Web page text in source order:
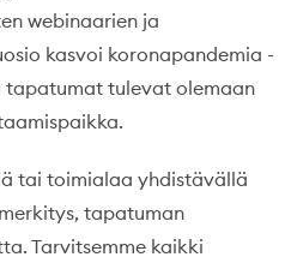
webinaarien ja
kasvoi koronapandemia -
tapatumat tulevat olemaan
tai toimialaa yhdistävällä
tapatuman
Tarvitsemme kaikki